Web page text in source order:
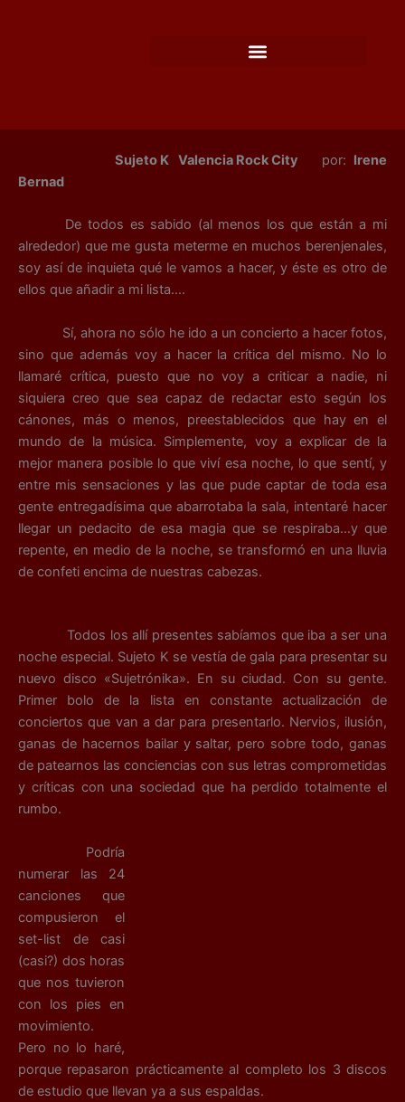
Sujeto K Valencia Rock City por: Irene
Bernad
De todos es sabido (al menos los que están a mi
alrededor) que me gusta meterme en muchos berenjenales,
soy así de inquieta qué le vamos a hacer, y éste es otro de
ellos que añadir a mi lista….
Sí, ahora no sólo he ido a un concierto a hacer fotos,
sino que además voy a hacer la crítica del mismo. No lo
llamaré crítica, puesto que no voy a criticar a nadie, ni
siquiera creo que sea capaz de redactar esto según los
cánones, más o menos, preestablecidos que hay en el
mundo de la música. Simplemente, voy a explicar de la
mejor manera posible lo que viví esa noche, lo que sentí, y
entre mis sensaciones y las que pude captar de toda esa
gente entregadísima que abarrotaba la sala, intentaré hacer
llegar un pedacito de esa magia que se respiraba…y que
repente, en medio de la noche, se transformó en una lluvia
de confeti encima de nuestras cabezas.
Todos los allí presentes sabíamos que iba a ser una
noche especial. Sujeto K se vestía de gala para presentar su
nuevo disco «Sujetrónika». En su ciudad. Con su gente.
Primer bolo de la lista en constante actualización de
conciertos que van a dar para presentarlo. Nervios, ilusión,
ganas de hacernos bailar y saltar, pero sobre todo, ganas
de patearnos las conciencias con sus letras comprometidas
y críticas con una sociedad que ha perdido totalmente el
rumbo.
Podría
numerar las 24
canciones que
compusieron el
set-list de casi
(casi?) dos horas
que nos tuvieron
con los pies en
movimiento.
Pero no lo haré,
porque repasaron prácticamente al completo los 3 discos
de estudio que llevan ya a sus espaldas.